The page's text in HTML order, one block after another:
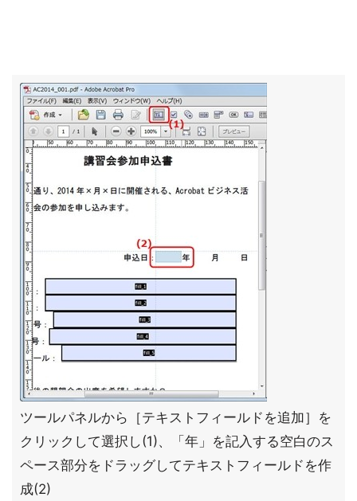
ツールパネルから［テキストフィールドを追加］を
クリックして選択し(1)、「年」を記入する空白のス
ペース部分をドラッグしてテキストフィールドを作
成(2)